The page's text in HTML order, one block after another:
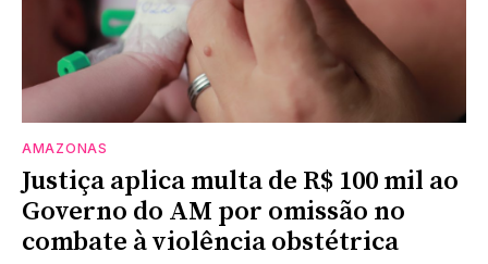
AMAZONAS
Justiça aplica multa de R$ 100 mil ao
Governo do AM por omissão no
combate à violência obstétrica